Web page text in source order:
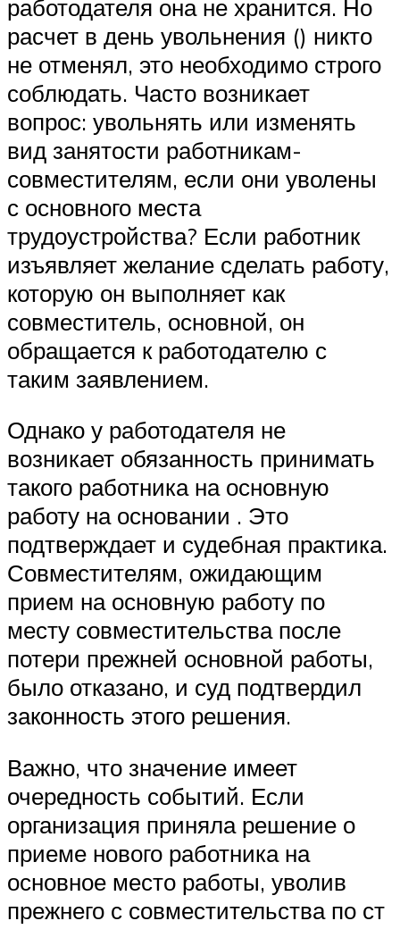
работодателя она не хранится. Но
расчет в день увольнения () никто
не отменял, это необходимо строго
соблюдать. Часто возникает
вопрос: увольнять или изменять
вид занятости работникам-
совместителям, если они уволены
с основного места
трудоустройства? Если работник
изъявляет желание сделать работу,
которую он выполняет как
совместитель, основной, он
обращается к работодателю с
таким заявлением.
Однако у работодателя не
возникает обязанность принимать
такого работника на основную
работу на основании . Это
подтверждает и судебная практика.
Совместителям, ожидающим
прием на основную работу по
месту совместительства после
потери прежней основной работы,
было отказано, и суд подтвердил
законность этого решения.
Важно, что значение имеет
очередность событий. Если
организация приняла решение о
приеме нового работника на
основное место работы, уволив
прежнего с совместительства по ст